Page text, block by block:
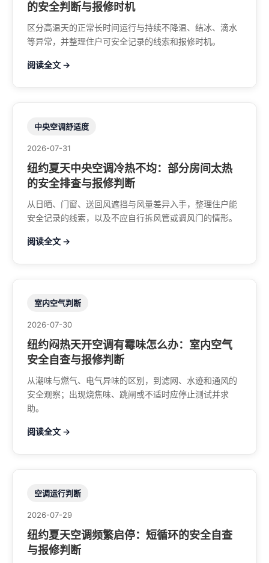
的安全判断与报修时机
区分高温天的正常长时间运行与持续不降温、结冰、滴水
等异常，并整理住户可安全记录的线索和报修时机。
阅读全文 →
中央空调舒适度
2026-07-31
纽约夏天中央空调冷热不均：部分房间太热
的安全排查与报修判断
从日晒、门窗、送回风遮挡与风量差异入手，整理住户能
安全记录的线索，以及不应自行拆风管或调风门的情形。
阅读全文 →
室内空气判断
2026-07-30
纽约闷热天开空调有霉味怎么办：室内空气
安全自查与报修判断
从潮味与燃气、电气异味的区别，到滤网、水迹和通风的
安全观察；出现烧焦味、跳闸或不适时应停止测试并求
助。
阅读全文 →
空调运行判断
2026-07-29
纽约夏天空调频繁启停：短循环的安全自查
与报修判断